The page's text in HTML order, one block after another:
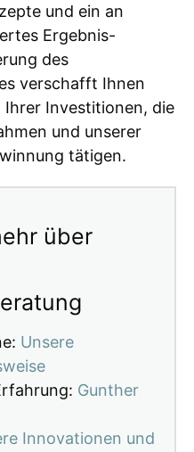
und ein an
Ergebnis-
des
verschafft Ihnen
Ihrer Investitionen, die
und unserer
tätigen.
über
Unsere
Gunther
Innovationen und